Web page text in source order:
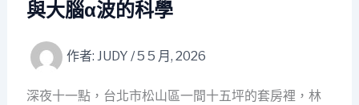
與大腦α波的科學
作者: JUDY /5 5 月, 2026
深夜十一點，台北市松山區一間十五坪的套房裡，林